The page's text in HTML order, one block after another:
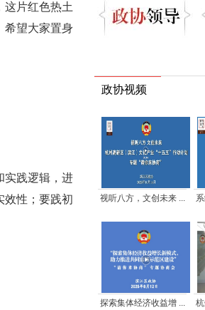
这片红色热土
希望大家置身
实践逻辑，进
效性；要践初
政协视频
视听八方，文创未来 ...
探索集体经济收益增 ...